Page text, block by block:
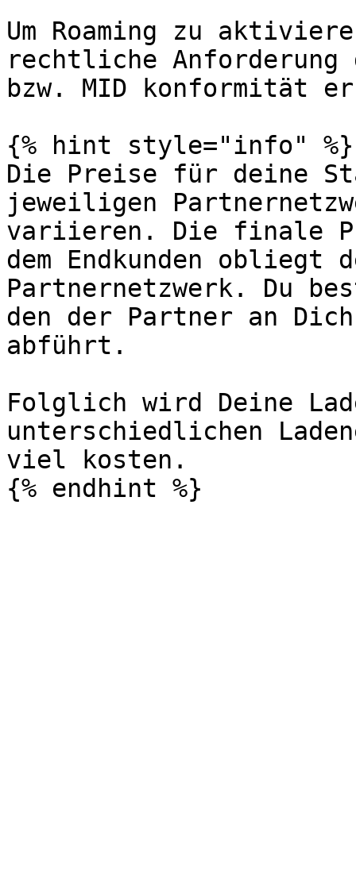
Um Roaming zu
rechtliche
bzw. MID konformität
{% hint style="info" %}
Die Preise für deine
jeweiligen
variieren. Die finale
dem Endkunden obliegt
Partnernetzwerk. Du
den der Partner an
abführt.
Folglich wird Deine
unterschiedlichen
viel kosten.